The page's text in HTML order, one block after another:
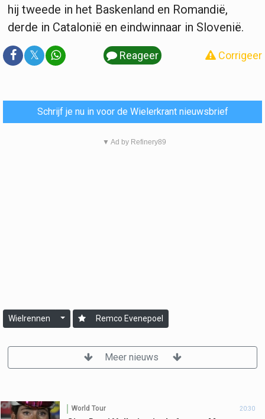
hij tweede in het Baskenland en Romandië,
derde in Catalonië en eindwinnaar in Slovenië.
𝕏 Reageer Corrigeer
Schrijf je nu in voor de Wielerkrant nieuwsbrief
▼ Ad by Refinery89
Wielrennen Remco Evenepoel
Meer nieuws
World Tour 20:30